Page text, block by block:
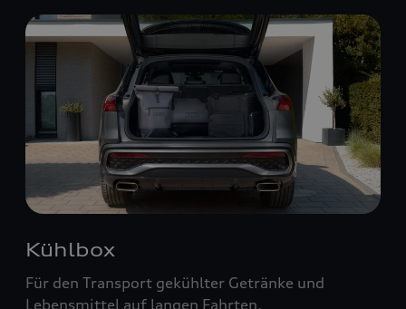
Kühlbox
Für den Transport gekühlter Getränke und
Lebensmittel auf langen Fahrten.